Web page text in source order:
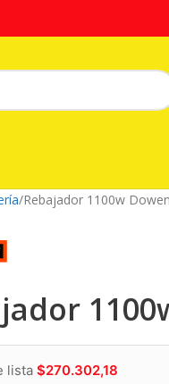
Rebajador 1100w
lista $270.302,18